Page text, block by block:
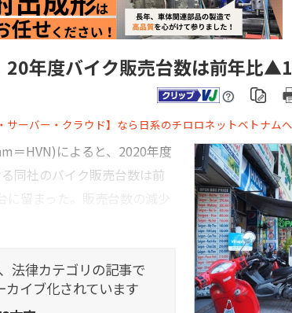
20年度バイク販売台数は前年比
サーバー・クラウド】なら日系のチロロネットベトナムへ
＝HVN)によると、2020年度
同社のバイク販売台数は前
法律カテゴリの記事で
イブ化されています